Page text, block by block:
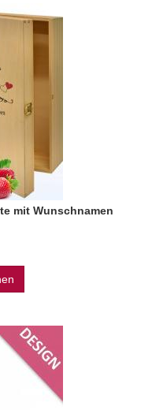
mit Wunschnamen